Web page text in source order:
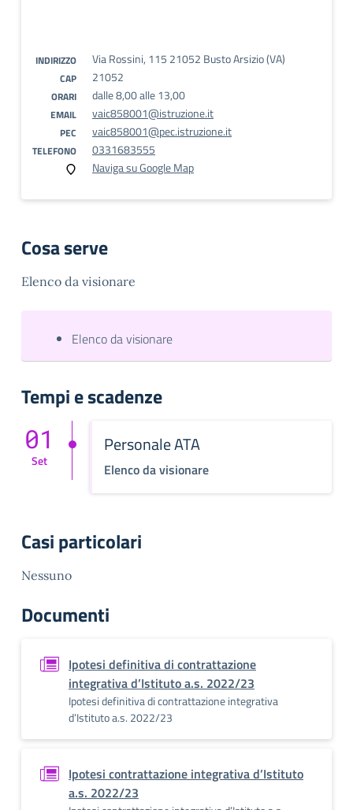
INDIRIZZO Via Rossini, 115 21052 Busto Arsizio (VA)
CAP 21052
ORARI dalle 8,00 alle 13,00
EMAIL vaic858001@istruzione.it
PEC vaic858001@pec.istruzione.it
TELEFONO
0331683555
Naviga su Google Map
Cosa serve
Elenco da visionare
Elenco da visionare
Tempi e scadenze
Personale ATA
Elenco da visionare
01
Set
Casi particolari
Nessuno
Documenti
Ipotesi definitiva di contrattazione
integrativa d’Istituto a.s. 2022/23
Ipotesi definitiva di contrattazione integrativa
d’Istituto a.s. 2022/23
Ipotesi contrattazione integrativa d’Istituto
a.s. 2022/23